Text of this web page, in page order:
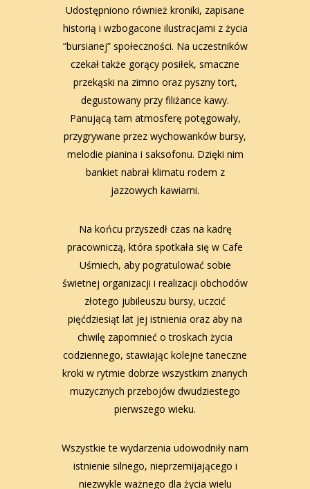
Udostępniono również kroniki, zapisane
historią i wzbogacone ilustracjami z życia
“bursianej” społeczności. Na uczestników
czekał także gorący posiłek, smaczne
przekąski na zimno oraz pyszny tort,
degustowany przy filiżance kawy.
Panującą tam atmosferę potęgowały,
przygrywane przez wychowanków bursy,
melodie pianina i saksofonu. Dzięki nim
bankiet nabrał klimatu rodem z
jazzowych kawiarni.
Na końcu przyszedł czas na kadrę
pracowniczą, która spotkała się w Cafe
Uśmiech, aby pogratulować sobie
świetnej organizacji i realizacji obchodów
złotego jubileuszu bursy, uczcić
pięćdziesiąt lat jej istnienia oraz aby na
chwilę zapomnieć o troskach życia
codziennego, stawiając kolejne taneczne
kroki w rytmie dobrze wszystkim znanych
muzycznych przebojów dwudziestego
pierwszego wieku.
Wszystkie te wydarzenia udowodniły nam
istnienie silnego, nieprzemijającego i
niezwykle ważnego dla życia wielu